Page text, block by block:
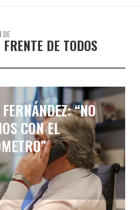
DE
DE TODOS
SOCIALES
17 DE OCTUBRE
QUE
LAS
DEL